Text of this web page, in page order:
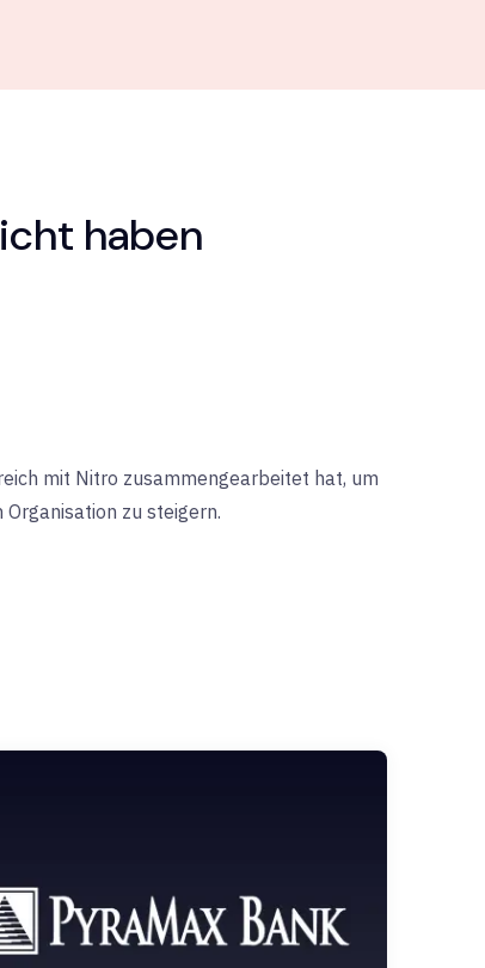
haben
mit Nitro zusammengearbeitet hat, um
zu steigern.